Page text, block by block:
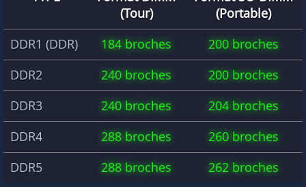
(Tour)
(Portable)
DDR1 (DDR)
184 broches
200 broches
DDR2
240 broches
200 broches
DDR3
240 broches
204 broches
DDR4
288 broches
260 broches
DDR5
288 broches 262 broches